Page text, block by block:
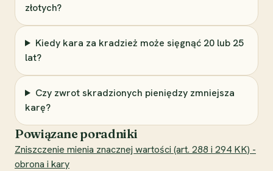
złotych?
Kiedy kara za kradzież może sięgnąć 20 lub 25
lat?
Czy zwrot skradzionych pieniędzy zmniejsza
karę?
Powiązane poradniki
Zniszczenie mienia znacznej wartości (art. 288 i 294 KK) -
obrona i kary